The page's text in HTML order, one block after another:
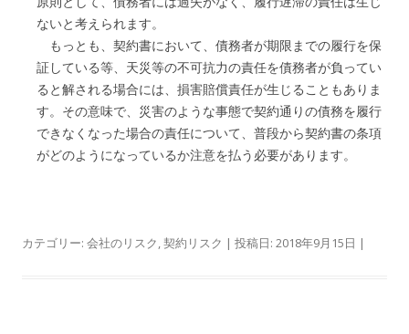
ないと考えられます。
もっとも、契約書において、債務者が期限までの履行を保
証している等、天災等の不可抗力の責任を債務者が負ってい
ると解される場合には、損害賠償責任が生じることもありま
す。その意味で、災害のような事態で契約通りの債務を履行
できなくなった場合の責任について、普段から契約書の条項
がどのようになっているか注意を払う必要があります。
カテゴリー: 会社のリスク,契約リスク | 投稿日: 2018年9月15日 |